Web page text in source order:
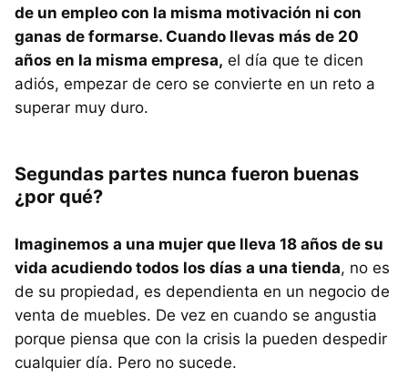
de un empleo con la misma motivación ni con
ganas de formarse. Cuando llevas más de 20
años en la misma empresa, el día que te dicen
adiós, empezar de cero se convierte en un reto a
superar muy duro.
Segundas partes nunca fueron buenas
¿por qué?
Imaginemos a una mujer que lleva 18 años de su
vida acudiendo todos los días a una tienda, no es
de su propiedad, es dependienta en un negocio de
venta de muebles. De vez en cuando se angustia
porque piensa que con la crisis la pueden despedir
cualquier día. Pero no sucede.